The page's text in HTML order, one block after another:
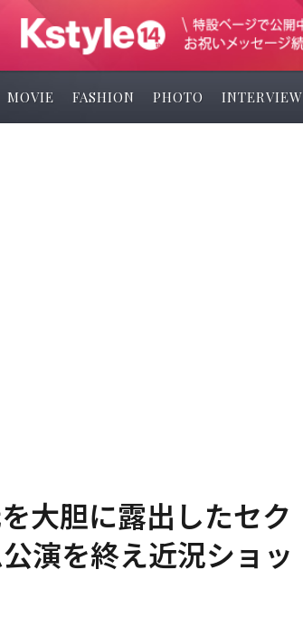
MOVIE FASHION PHOTO INTERVIEW
大胆に露出したセク
演を終え近況ショッ